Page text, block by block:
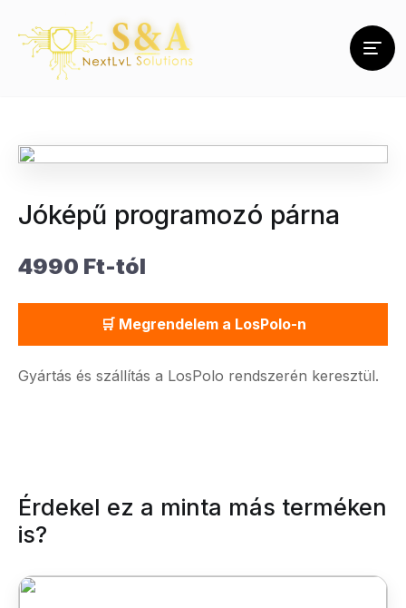
Jóképű programozó párna
4990 Ft-tól
🛒 Megrendelem a LosPolo-n
Gyártás és szállítás a LosPolo rendszerén keresztül.
Érdekel ez a minta más terméken
is?